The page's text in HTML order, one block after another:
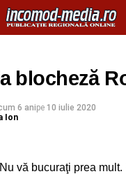
blocheză
6 anipe 10 iulie 2020
Ion
vă bucuraţi prea